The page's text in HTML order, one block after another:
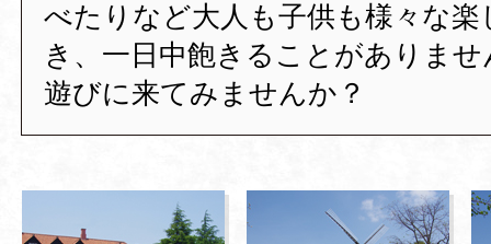
べたりなど大人も子供も様々な楽
き、一日中飽きることがありま
遊びに来てみませんか？